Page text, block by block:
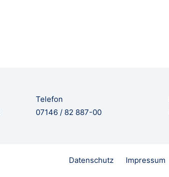
Telefon
07146 / 82 887-00
Datenschutz Impressum